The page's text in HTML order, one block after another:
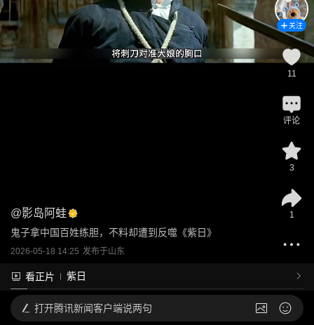
@影岛阿蛙
鬼子拿中国百姓练胆，不料却遭到反噬《紫日》
2026-05-18 14:25 发布于山东
看正片 紫日
关注
11
评论
3
1
打开腾讯新闻客户端说两句